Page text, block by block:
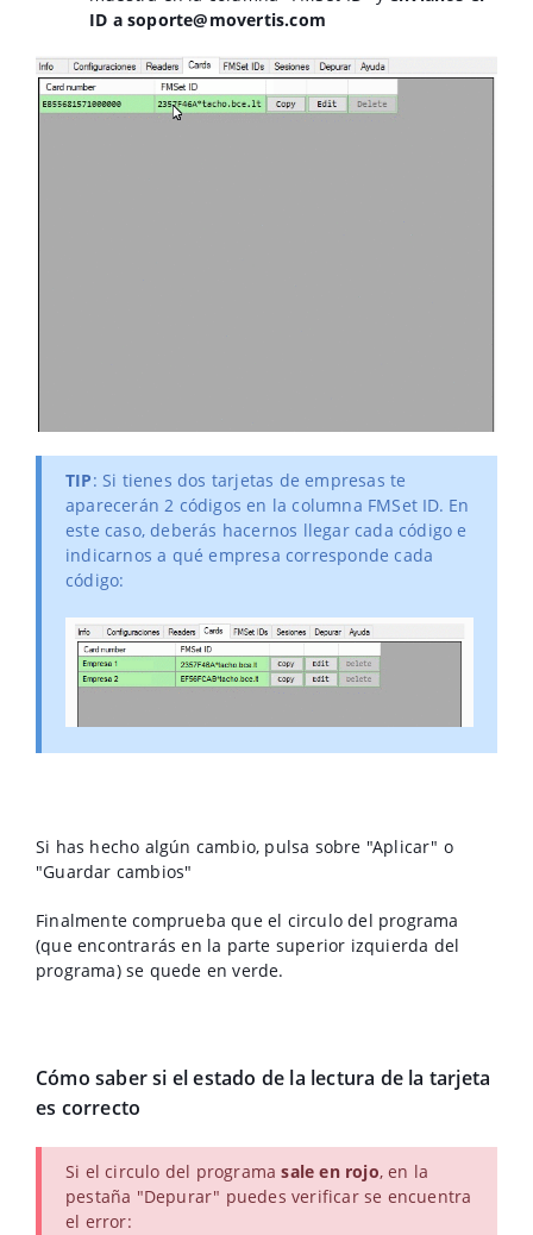
ID a soporte@movertis.com
TIP: Si tienes dos tarjetas de empresas te
aparecerán 2 códigos en la columna FMSet ID. En
este caso, deberás hacernos llegar cada código e
indicarnos a qué empresa corresponde cada
código:
Si has hecho algún cambio, pulsa sobre "Aplicar" o
"Guardar cambios"
Finalmente comprueba que el circulo del programa
(que encontrarás en la parte superior izquierda del
programa) se quede en verde.
Cómo saber si el estado de la lectura de la tarjeta
es correcto
Si el circulo del programasale en rojo, en la
pestaña "Depurar" puedes verificar se encuentra
el error: